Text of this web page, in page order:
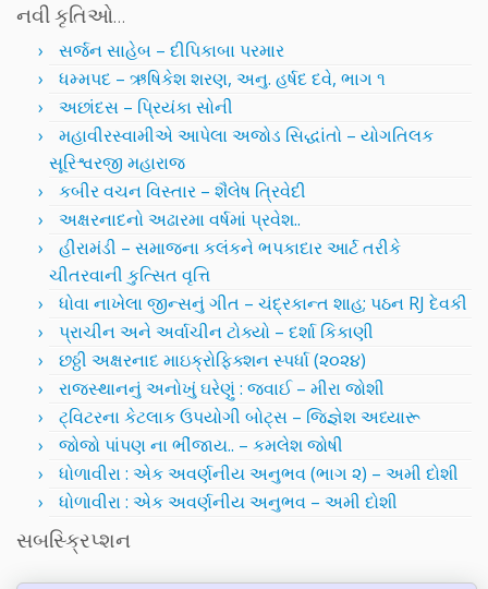
નવી કૃતિઓ…
સર્જન સાહેબ – દીપિકાબા પરમાર
ધમ્મપદ – ઋષિકેશ શરણ, અનુ. હર્ષદ દવે, ભાગ ૧
અછાંદસ – પ્રિયંકા સોની
મહાવીરસ્વામીએ આપેલા અજોડ સિદ્ધાંતો – યોગતિલક
સૂરિશ્વરજી મહારાજ
કબીર વચન વિસ્તાર – શૈલેષ ત્રિવેદી
અક્ષરનાદનો અઢારમા વર્ષમાં પ્રવેશ..
હીરામંડી – સમાજના કલંકને ભપકાદાર આર્ટ તરીકે
ચીતરવાની કુત્સિત વૃત્તિ
ધોવા નાખેલા જીન્સનું ગીત – ચંદ્રકાન્ત શાહ; પઠન RJ દેવકી
પ્રાચીન અને અર્વાચીન ટોક્યો – દર્શા કિકાણી
છઠ્ઠી અક્ષરનાદ માઇક્રોફિક્શન સ્પર્ધા (૨૦૨૪)
રાજસ્થાનનું અનોખું ઘરેણું : જવાઈ – મીરા જોશી
ટ્વિટરના કેટલાક ઉપયોગી બોટ્સ – જિજ્ઞેશ અધ્યારૂ
જોજો પાંપણ ના ભીંજાય.. – કમલેશ જોષી
ધોળાવીરા : એક અવર્ણનીય અનુભવ (ભાગ ૨) – અમી દોશી
ધોળાવીરા : એક અવર્ણનીય અનુભવ – અમી દોશી
સબસ્ક્રિપ્શન